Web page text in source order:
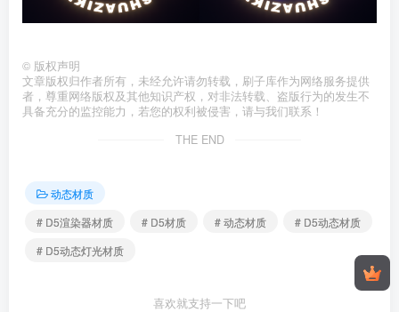
© 版权声明
文章版权归作者所有，未经允许请勿转载，刷子库作为网络服务提供
者，尊重网络版权及其他知识产权，对非法转载、盗版行为的发生不
具备充分的监控能力，若您的权利被侵害，请与我们联系！
THE END
动态材质
# D5渲染器材质
# D5材质 # 动态材质
# D5动态材质
# D5动态灯光材质
喜欢就支持一下吧